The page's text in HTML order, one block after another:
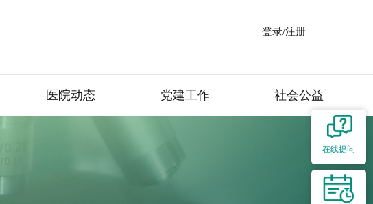
登录/注册
医院动态 党建工作 社会公益
在线提问